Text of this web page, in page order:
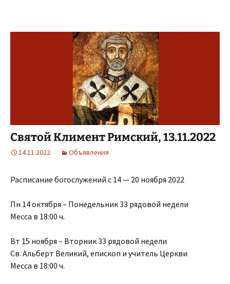
Святой Климент Римский, 13.11.2022
14.11.2022 Объявления
Расписание богослужений с 14 — 20 ноября 2022
Пн 14 октября – Понедельник 33 рядовой недели
Месса в 18:00 ч.
Вт 15 ноября – Вторник 33 рядовой недели
Св. Альберт Великий, епископ и учитель Церкви
Месса в 18:00 ч.